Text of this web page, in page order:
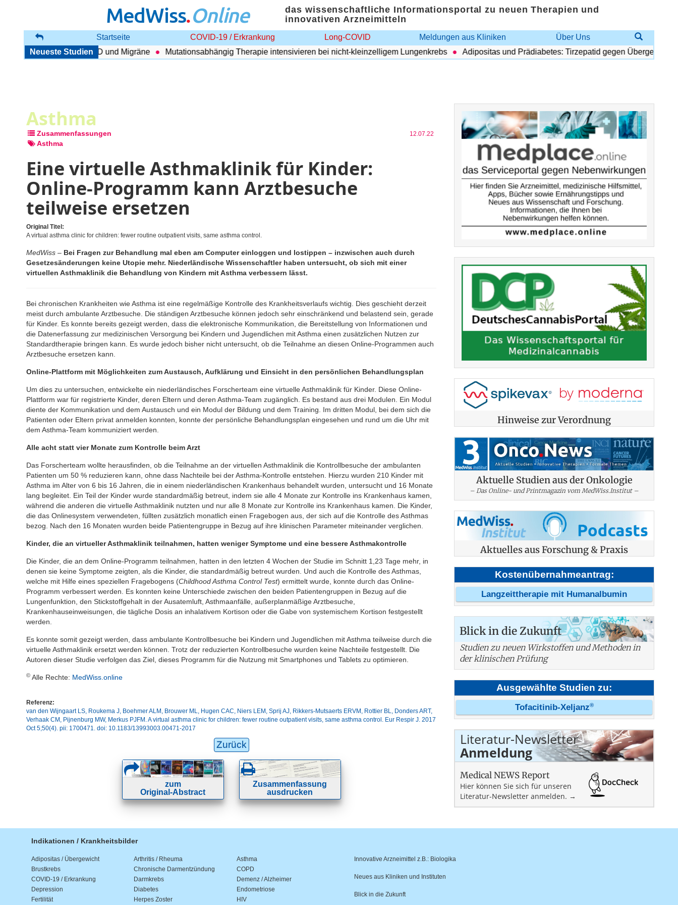
MedWiss.Online
das wissenschaftliche Informationsportal zu neuen Therapien und
innovativen Arzneimitteln
Startseite COVID-19 / Erkrankung Long-COVID Meldungen aus Kliniken
Über Uns
Neueste Studien
zwischen COPD und Migräne Mutationsabhängig Therapie intensivieren bei nicht-kleinzelligem Lungenkrebs Adipositas und Prädiabetes: Tirzepatid gegen Übergewicht
Asthma
Zusammenfassungen 12.07.22
Asthma
Eine virtuelle Asthmaklinik für Kinder:
Online-Programm kann Arztbesuche
teilweise ersetzen
Original Titel:
A virtual asthma clinic for children: fewer routine outpatient visits, same asthma control.
MedWiss – Bei Fragen zur Behandlung mal eben am Computer einloggen und lostippen – inzwischen auch durch
Gesetzesänderungen keine Utopie mehr. Niederländische Wissenschaftler haben untersucht, ob sich mit einer
virtuellen Asthmaklinik die Behandlung von Kindern mit Asthma verbessern lässt.
Bei chronischen Krankheiten wie Asthma ist eine regelmäßige Kontrolle des Krankheitsverlaufs wichtig. Dies geschieht derzeit
meist durch ambulante Arztbesuche. Die ständigen Arztbesuche können jedoch sehr einschränkend und belastend sein, gerade
für Kinder. Es konnte bereits gezeigt werden, dass die elektronische Kommunikation, die Bereitstellung von Informationen und
die Datenerfassung zur medizinischen Versorgung bei Kindern und Jugendlichen mit Asthma einen zusätzlichen Nutzen zur
Standardtherapie bringen kann. Es wurde jedoch bisher nicht untersucht, ob die Teilnahme an diesen Online-Programmen auch
Arztbesuche ersetzen kann.
Online-Plattform mit Möglichkeiten zum Austausch, Aufklärung und Einsicht in den persönlichen Behandlungsplan
Um dies zu untersuchen, entwickelte ein niederländisches Forscherteam eine virtuelle Asthmaklinik für Kinder. Diese Online-
Plattform war für registrierte Kinder, deren Eltern und deren Asthma-Team zugänglich. Es bestand aus drei Modulen. Ein Modul
diente der Kommunikation und dem Austausch und ein Modul der Bildung und dem Training. Im dritten Modul, bei dem sich die
Patienten oder Eltern privat anmelden konnten, konnte der persönliche Behandlungsplan eingesehen und rund um die Uhr mit
dem Asthma-Team kommuniziert werden.
Alle acht statt vier Monate zum Kontrolle beim Arzt
Das Forscherteam wollte herausfinden, ob die Teilnahme an der virtuellen Asthmaklinik die Kontrollbesuche der ambulanten
Patienten um 50 % reduzieren kann, ohne dass Nachteile bei der Asthma-Kontrolle entstehen. Hierzu wurden 210 Kinder mit
Asthma im Alter von 6 bis 16 Jahren, die in einem niederländischen Krankenhaus behandelt wurden, untersucht und 16 Monate
lang begleitet. Ein Teil der Kinder wurde standardmäßig betreut, indem sie alle 4 Monate zur Kontrolle ins Krankenhaus kamen,
während die anderen die virtuelle Asthmaklinik nutzten und nur alle 8 Monate zur Kontrolle ins Krankenhaus kamen. Die Kinder,
die das Onlinesystem verwendeten, füllten zusätzlich monatlich einen Fragebogen aus, der sich auf die Kontrolle des Asthmas
bezog. Nach den 16 Monaten wurden beide Patientengruppe in Bezug auf ihre klinischen Parameter miteinander verglichen.
Kinder, die an virtueller Asthmaklinik teilnahmen, hatten weniger Symptome und eine bessere Asthmakontrolle
Die Kinder, die an dem Online-Programm teilnahmen, hatten in den letzten 4 Wochen der Studie im Schnitt 1,23 Tage mehr, in
denen sie keine Symptome zeigten, als die Kinder, die standardmäßig betreut wurden. Und auch die Kontrolle des Asthmas,
welche mit Hilfe eines speziellen Fragebogens (Childhood Asthma Control Test) ermittelt wurde, konnte durch das Online-
Programm verbessert werden. Es konnten keine Unterschiede zwischen den beiden Patientengruppen in Bezug auf die
Lungenfunktion, den Stickstoffgehalt in der Ausatemluft, Asthmaanfälle, außerplanmäßige Arztbesuche,
Krankenhauseinweisungen, die tägliche Dosis an inhalativem Kortison oder die Gabe von systemischem Kortison festgestellt
werden.
Es konnte somit gezeigt werden, dass ambulante Kontrollbesuche bei Kindern und Jugendlichen mit Asthma teilweise durch die
virtuelle Asthmaklinik ersetzt werden können. Trotz der reduzierten Kontrollbesuche wurden keine Nachteile festgestellt. Die
Autoren dieser Studie verfolgen das Ziel, dieses Programm für die Nutzung mit Smartphones und Tablets zu optimieren.
© Alle Rechte: MedWiss.online
Referenz:
van den Wijngaart LS, Roukema J, Boehmer ALM, Brouwer ML, Hugen CAC, Niers LEM, Sprij AJ, Rikkers-Mutsaerts ERVM, Rottier BL, Donders ART,
Verhaak CM, Pijnenburg MW, Merkus PJFM. A virtual asthma clinic for children: fewer routine outpatient visits, same asthma control. Eur Respir J. 2017
Oct 5;50(4). pii: 1700471. doi: 10.1183/13993003.00471-2017
Zurück
zum
Original-Abstract
Zusammenfassung
ausdrucken
Hinweise zur Verordnung
Aktuelle Studien aus der Onkologie
– Das Online- und Printmagazin vom MedWiss.Institut –
Aktuelles aus Forschung & Praxis
Kostenübernahmeantrag:
Langzeittherapie mit Humanalbumin
Blick in die Zukunft
Studien zu neuen Wirkstoffen und Methoden in
der klinischen Prüfung
Ausgewählte Studien zu:
Tofacitinib-Xeljanz®
Literatur-Newsletter
Anmeldung
Medical NEWS Report
Hier können Sie sich für unseren
Literatur-Newsletter anmelden. →
Indikationen / Krankheitsbilder
Adipositas / Übergewicht Arthritis / Rheuma
Asthma
Brustkrebs
Chronische Darmentzündung
COPD
COVID-19 / Erkrankung
Darmkrebs
Demenz / Alzheimer
Depression
Diabetes
Endometriose
Fertilität
Herpes Zoster HIV
Innovative Arzneimittel z.B.: Biologika
Neues aus Kliniken und Instituten
Blick in die Zukunft